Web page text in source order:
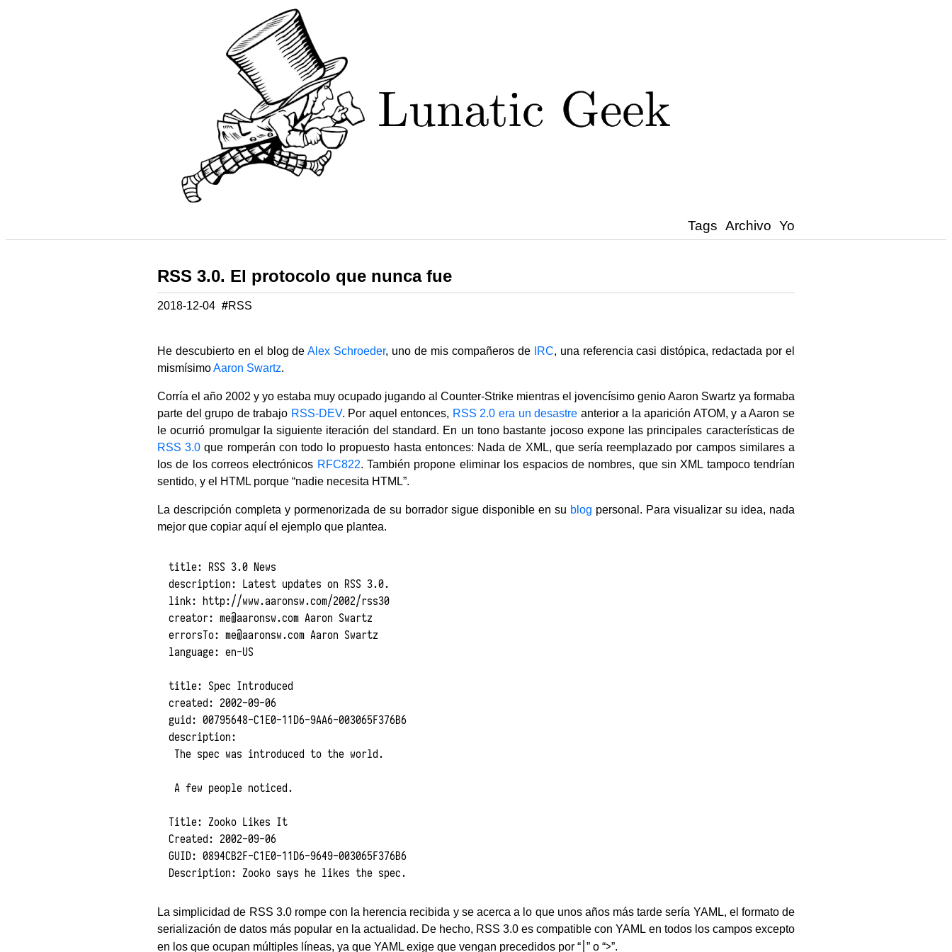
Tags Archivo Yo
RSS 3.0. El protocolo que nunca fue
2018-12-04 #RSS
He descubierto en el blog deAlex Schroeder, uno de mis compañeros de IRC, una referencia casi distópica, redactada por el
mismísimoAaron Swartz.
Corría el año 2002 y yo estaba muy ocupado jugando al Counter-Strike mientras el jovencísimo genio Aaron Swartz ya formaba
parte del grupo de trabajo RSS-DEV. Por aquel entonces, RSS 2.0 era un desastre anterior a la aparición ATOM, y a Aaron se
le ocurrió promulgar la siguiente iteración del standard. En un tono bastante jocoso expone las principales características de
RSS 3.0 que romperán con todo lo propuesto hasta entonces: Nada de XML, que sería reemplazado por campos similares a
los de los correos electrónicos RFC822. También propone eliminar los espacios de nombres, que sin XML tampoco tendrían
sentido, y el HTML porque “nadie necesita HTML”.
La descripción completa y pormenorizada de su borrador sigue disponible en su blog personal. Para visualizar su idea, nada
mejor que copiar aquí el ejemplo que plantea.
title: RSS 3.0 News
description: Latest updates on RSS 3.0.
link: http://www.aaronsw.com/2002/rss30
creator: me@aaronsw.com Aaron Swartz
errorsTo: me@aaronsw.com Aaron Swartz
language: en-US
title: Spec Introduced
created: 2002-09-06
guid: 00795648-C1E0-11D6-9AA6-003065F376B6
description:
The spec was introduced to the world.
A few people noticed.
Title: Zooko Likes It
Created: 2002-09-06
GUID: 0894CB2F-C1E0-11D6-9649-003065F376B6
La simplicidad de RSS 3.0 rompe con la herencia recibida y se acerca a lo que unos años más tarde sería YAML, el formato de
serialización de datos más popular en la actualidad. De hecho, RSS 3.0 es compatible con YAML en todos los campos excepto
en los que ocupan múltiples líneas, ya que YAML exige que vengan precedidos por “ ” o “>”.